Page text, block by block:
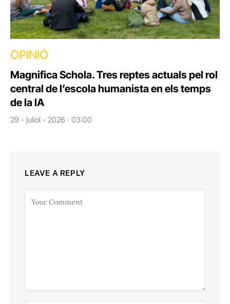
OPINIÓ
Magnifica Schola. Tres reptes actuals pel rol
central de l’escola humanista en els temps
de la IA
29 - juliol - 2026 · 03:00
LEAVE A REPLY